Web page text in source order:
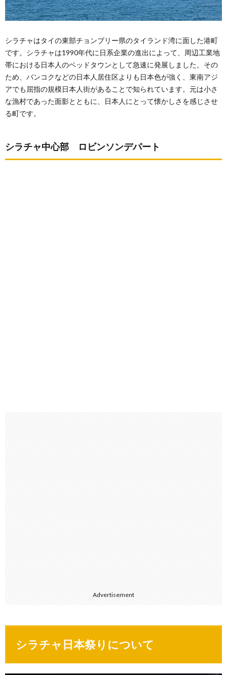
シラチャはタイの東部チョンブリー県のタイランド湾に面した港町
です。シラチャは1990年代に日系企業の進出によって、周辺工業地
帯における日本人のベッドタウンとして急速に発展しました。その
ため、バンコクなどの日本人居住区よりも日本色が強く、東南アジ
アでも屈指の規模日本人街があることで知られています。元は小さ
な漁村であった面影とともに、日本人にとって懐かしさを感じさせ
る町です。
シラチャ中心部 ロビンソンデパート
Advertisement
シラチャ日本祭りについて